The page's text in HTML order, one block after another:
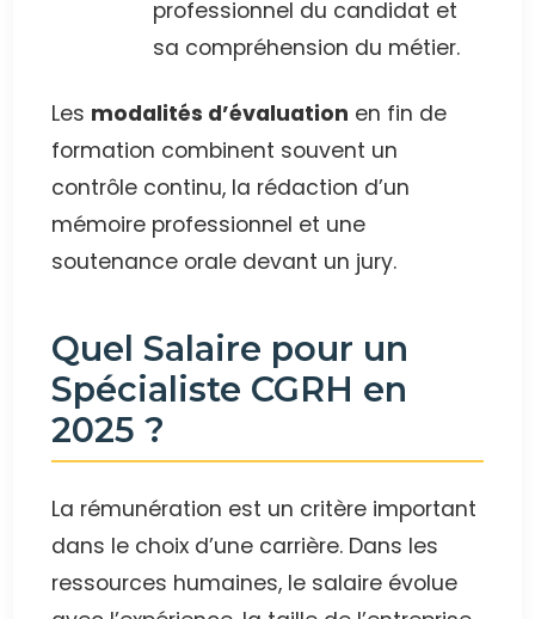
professionnel du candidat et
sa compréhension du métier.
Les modalités d’évaluation en fin de
formation combinent souvent un
contrôle continu, la rédaction d’un
mémoire professionnel et une
soutenance orale devant un jury.
Quel Salaire pour un
Spécialiste CGRH en
2025 ?
La rémunération est un critère important
dans le choix d’une carrière. Dans les
ressources humaines, le salaire évolue